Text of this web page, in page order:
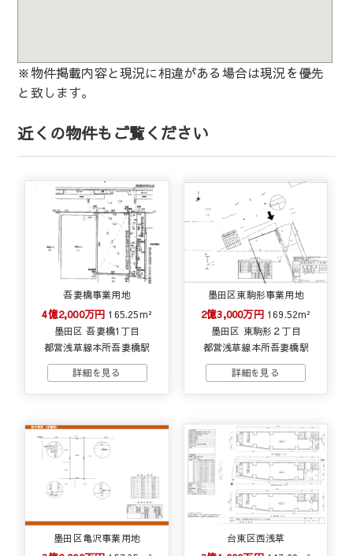
※物件掲載内容と現況に相違がある場合は現況を優先
と致します。
近くの物件もご覧ください
吾妻橋事業用地
4億2,000万円 165.25m²
墨田区 吾妻橋1丁目
都営浅草線本所吾妻橋駅
墨田区東駒形事業用地
2億3,000万円 169.52m²
墨田区 東駒形２丁目
都営浅草線本所吾妻橋駅
墨田区亀沢事業用地 台東区西浅草